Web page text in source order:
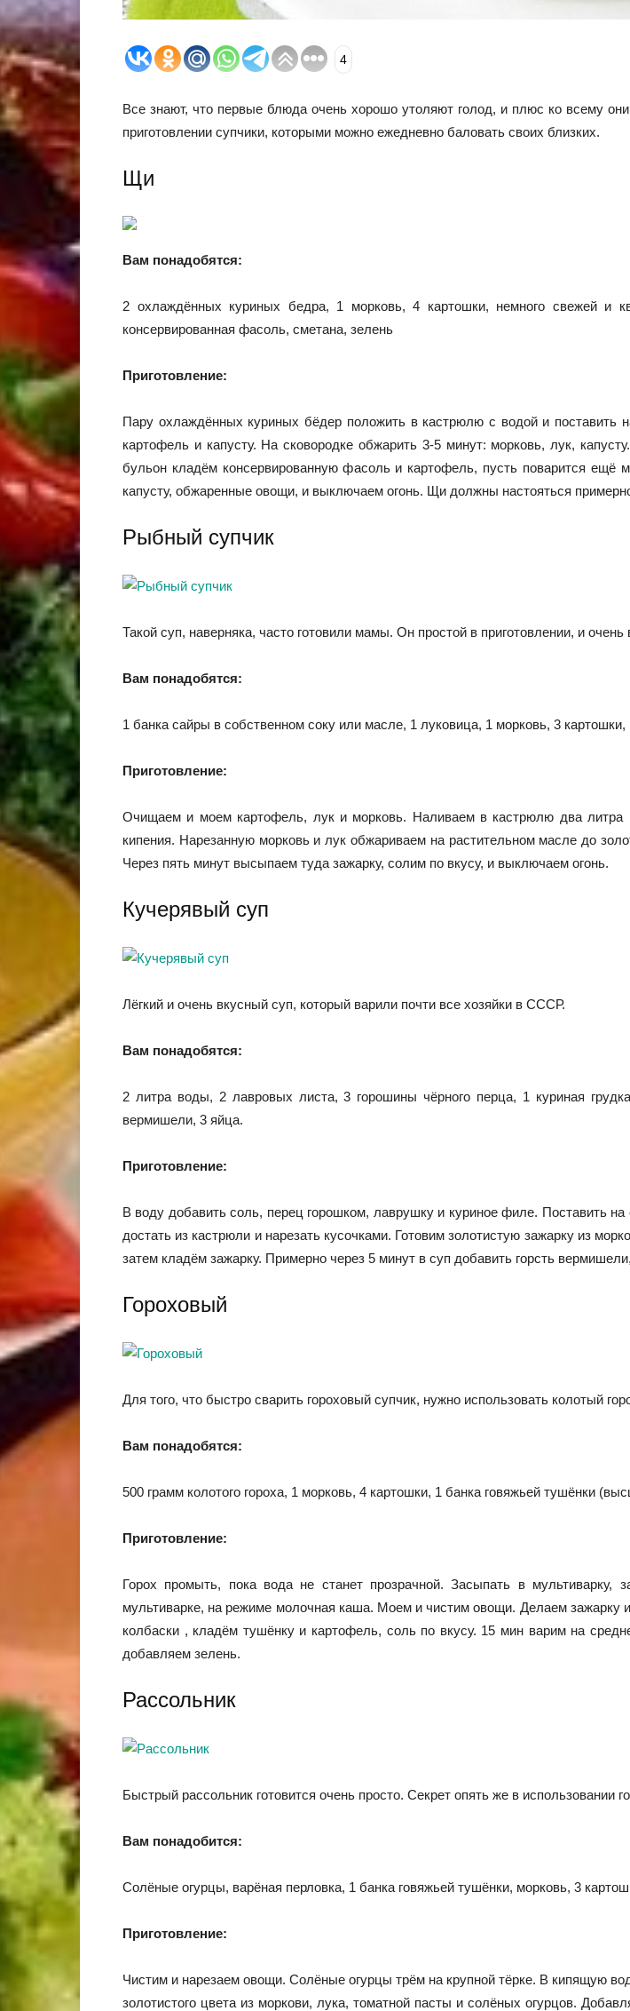
4
Все знают, что первые блюда очень хорошо утоляют голод, и плюс ко всему
приготовлении супчики, которыми можно ежедневно баловать своих близких.
Щи
Вам понадобятся:
2 охлаждённых куриных бедра, 1 морковь, 4 картошки, немного свежей и
консервированная фасоль, сметана, зелень
Приготовление:
Пару охлаждённых куриных бёдер положить в кастрюлю с водой и поставить
картофель и капусту. На сковородке обжарить 3-5 минут: морковь, лук,
бульон кладём консервированную фасоль и картофель, пусть поварится
капусту, обжаренные овощи, и выключаем огонь. Щи должны настояться
Рыбный супчик
Такой суп, наверняка, часто готовили мамы. Он простой в приготовлении, и очень
Вам понадобятся:
1 банка сайры в собственном соку или масле, 1 луковица, 1 морковь, 3 картошки,
Приготовление:
Очищаем и моем картофель, лук и морковь. Наливаем в кастрюлю два
кипения. Нарезанную морковь и лук обжариваем на растительном масле до
Через пять минут высыпаем туда зажарку, солим по вкусу, и выключаем огонь.
Кучерявый суп
Лёгкий и очень вкусный суп, который варили почти все хозяйки в СССР.
Вам понадобятся:
2 литра воды, 2 лавровых листа, 3 горошины чёрного перца, 1 куриная
вермишели, 3 яйца.
Приготовление:
В воду добавить соль, перец горошком, лаврушку и куриное филе. Поставить на
достать из кастрюли и нарезать кусочками. Готовим золотистую зажарку из
затем кладём зажарку. Примерно через 5 минут в суп добавить горсть
Гороховый
Для того, что быстро сварить гороховый супчик, нужно использовать колотый
Вам понадобятся:
500 грамм колотого гороха, 1 морковь, 4 картошки, 1 банка говяжьей тушёнки
Приготовление:
Горох промыть, пока вода не станет прозрачной. Засыпать в
мультиварке, на режиме молочная каша. Моем и чистим овощи. Делаем
колбаски , кладём тушёнку и картофель, соль по вкусу. 15 мин варим на
добавляем зелень.
Рассольник
Быстрый рассольник готовится очень просто. Секрет опять же в использовании
Вам понадобится:
Солёные огурцы, варёная перловка, 1 банка говяжьей тушёнки, морковь, 3
Приготовление:
Чистим и нарезаем овощи. Солёные огурцы трём на крупной тёрке. В кипящую
золотистого цвета из моркови, лука, томатной пасты и солёных огурцов.